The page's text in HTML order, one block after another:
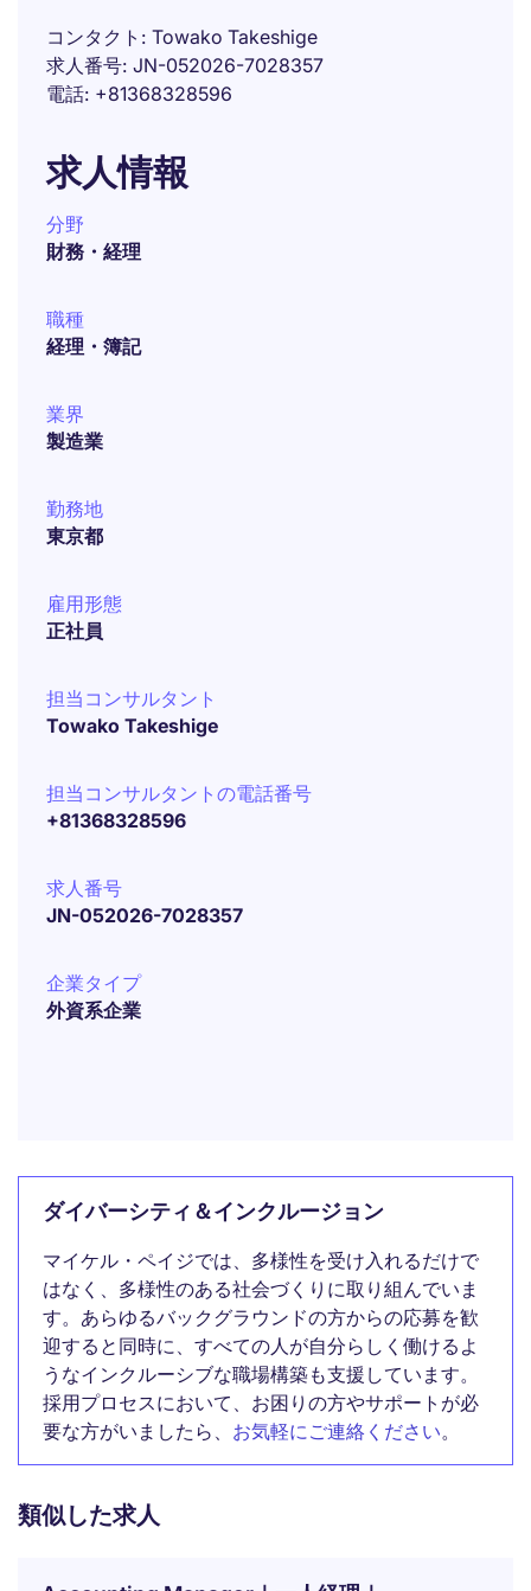
コンタクト
Towako Takeshige
求人番号 JN-052026-7028357
電話 +81368328596
求人情報
分野
財務・経理
職種
経理・簿記
業界
製造業
勤務地
東京都
雇用形態
正社員
担当コンサルタント
Towako Takeshige
担当コンサルタントの電話番号
+81368328596
求人番号
JN-052026-7028357
企業タイプ
外資系企業
ダイバーシティ＆インクルージョン
マイケル・ペイジでは、多様性を受け入れるだけで
はなく、多様性のある社会づくりに取り組んでいま
す。あらゆるバックグラウンドの方からの応募を歓
迎すると同時に、すべての人が自分らしく働けるよ
うなインクルーシブな職場構築も支援しています。
採用プロセスにおいて、お困りの方やサポートが必
要な方がいましたら、 お気軽にご連絡ください。
類似した求人